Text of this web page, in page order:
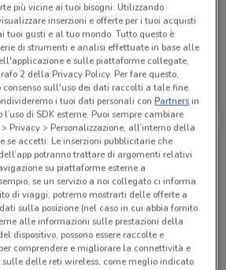
286 m
più vicine ai tuoi bisogni: Utilizzando
inserzioni e offerte per i tuoi acquisti
tuoi gusti e al tuo mondo. Tutto questo è
di strumenti e analisi effettuate in base alle
e sulle piattaforme collegate,
2 della Privacy Policy. Per fare questo,
consenso sull'uso dei dati raccolti a tale fine.
i tuoi dati personali conPartnersin
di SDK esterne. Puoi sempre cambiare
Privacy > Personalizzazione, all’interno della
se accetti: Le inserzioni pubblicitarie che
potranno trattare di argomenti relativi
su piattaforme esterne a
se un servizio a noi collegato ci informa
di viaggi, potremo mostrarti delle offerte a
sulla posizione (nel caso in cui abbia fornito
alle informazioni sulle prestazioni della
dispositivo, possono essere raccolte e
comprendere e migliorare la connettività e
sulle delle reti wireless, come meglio indicato